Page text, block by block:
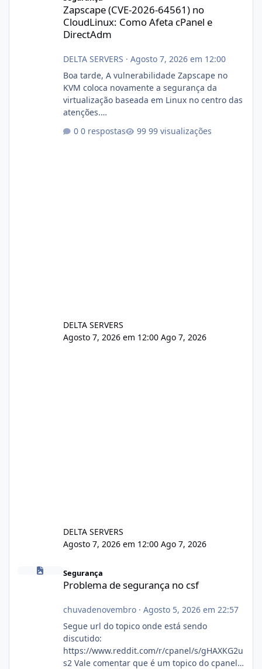
Zapscape (CVE-2026-64561) no
CloudLinux: Como Afeta cPanel e
DirectAdm
DELTA SERVERS · Agosto 7, 2026 em 12:00
Boa tarde, A vulnerabilidade Zapscape no
KVM coloca novamente a segurança da
virtualização baseada em Linux no centro das
atenções.
xjx23zz5f Criamos uma breve explicação:
0 respostas 99 visualizações
DELTA SERVERS
Agosto 7, 2026 em 12:00 Ago 7, 2026
DELTA SERVERS
Agosto 7, 2026 em 12:00 Ago 7, 2026
Segurança
Problema de segurança no csf
chuvadenovembro· Agosto 5, 2026 em 22:57
Segue url do topico onde está sendo
discutido:
https://www.reddit.com/r/cpanel/s/gHAXKG2u
s2 Vale comentar que é um topico do cpanel...